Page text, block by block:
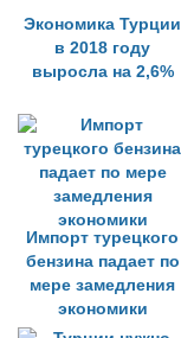
Экономика Турции
в 2018 году
выросла на 2,6%
Импорт турецкого
бензина падает по
мере замедления
экономики